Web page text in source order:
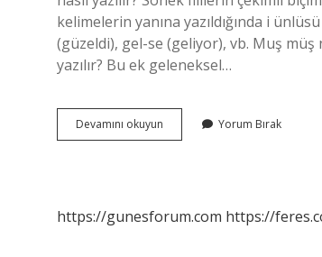
kelimelerin yanına yazıldığında i
(güzeldi), gel-se (geliyor), vb. Muş müş
yazılır? Bu ek geleneksel…
Devamını okuyun
Muş
Yorum Bırak
https://gunesforum.com https://